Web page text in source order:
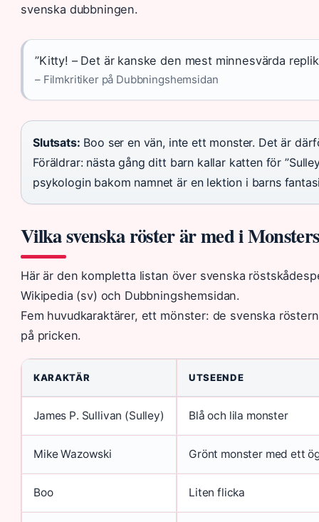
svenska dubbningen.
”Kitty! – Det är kanske den mest minnesvärda
– Filmkritiker på Dubbningshemsidan
Slutsats: Boo ser en vän, inte ett monster. Det är
Föräldrar: nästa gång ditt barn kallar katten för
psykologin bakom namnet är en lektion i barns
Vilka svenska röster är med i
Här är den kompletta listan över svenska
Wikipedia (sv) och Dubbningshemsidan.
Fem huvudkaraktärer, ett mönster: de svenska
på pricken.
KARAKTÄR UTSEENDE
James P. Sullivan (Sulley) Blå och lila monster
Mike Wazowski Grönt monster med ett
Boo Liten flicka